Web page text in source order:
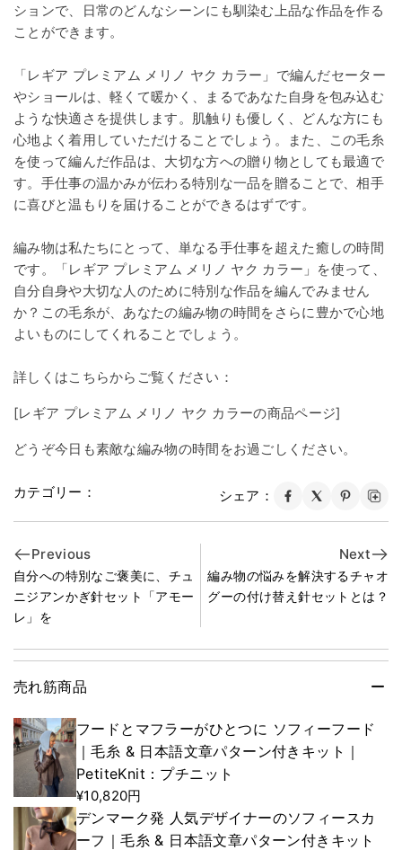
売れ筋商品
フードとマフラーがひとつに ソフィーフード
｜毛糸 & 日本語文章パターン付きキット｜
PetiteKnit：プチニット
¥10,820円
デンマーク発 人気デザイナーのソフィースカ
ーフ｜毛糸 & 日本語文章パターン付きキット
ションで、日常のどんなシーンにも馴染む上品な作品を作る
ことができます。
「レギア プレミアム メリノ ヤク カラー」で編んだセーター
やショールは、軽くて暖かく、まるであなた自身を包み込む
ような快適さを提供します。肌触りも優しく、どんな方にも
心地よく着用していただけることでしょう。また、この毛糸
を使って編んだ作品は、大切な方への贈り物としても最適で
す。手仕事の温かみが伝わる特別な一品を贈ることで、相手
に喜びと温もりを届けることができるはずです。
編み物は私たちにとって、単なる手仕事を超えた癒しの時間
です。「レギア プレミアム メリノ ヤク カラー」を使って、
自分自身や大切な人のために特別な作品を編んでみません
か？この毛糸が、あなたの編み物の時間をさらに豊かで心地
よいものにしてくれることでしょう。
詳しくはこちらからご覧ください：
[レギア プレミアム メリノ ヤク カラーの商品ページ]
どうぞ今日も素敵な編み物の時間をお過ごしください。
カテゴリー： シェア：
Previous
自分への特別なご褒美に、チュ
ニジアンかぎ針セット「アモー
レ」を
Next
編み物の悩みを解決するチャオ
グーの付け替え針セットとは？